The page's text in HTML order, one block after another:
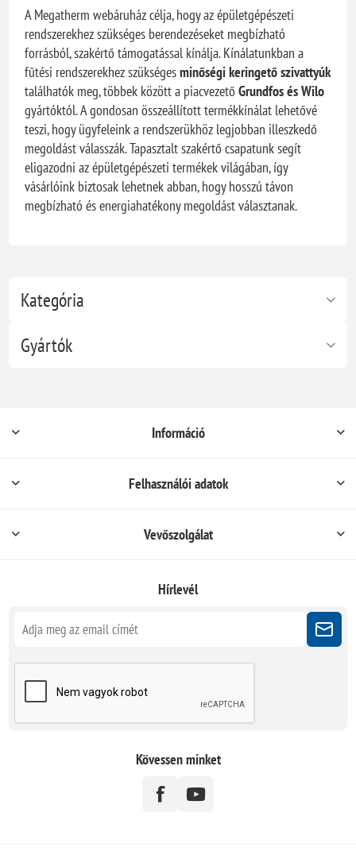
Kategória
Gyártók
A Megatherm webáruház célja, hogy az épületgépészeti
rendszerekhez szükséges berendezéseket megbízható
forrásból, szakértő támogatással kínálja. Kínálatunkban a
fűtési rendszerekhez szükségesminőségi keringető szivattyúk
találhatók meg, többek között a piacvezetőGrundfos és Wilo
gyártóktól. A gondosan összeállított termékkínálat lehetővé
teszi, hogy ügyfeleink a rendszerükhöz legjobban illeszkedő
megoldást válasszák. Tapasztalt szakértő csapatunk segít
eligazodni az épületgépészeti termékek világában, így
vásárlóink biztosak lehetnek abban, hogy hosszú távon
megbízható és energiahatékony megoldást választanak.
Információ
Felhasználói adatok
Vevőszolgálat
Hírlevél
Kövessen minket